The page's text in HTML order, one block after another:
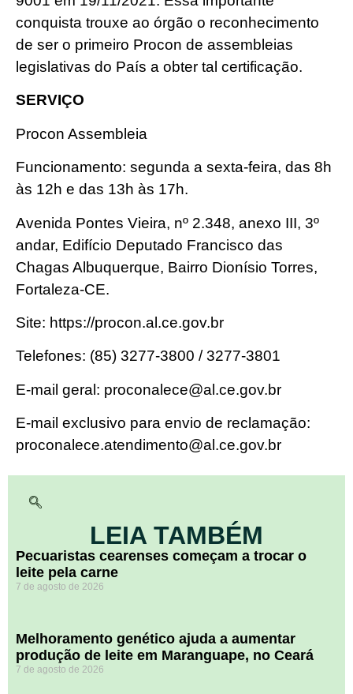
conquista trouxe ao órgão o reconhecimento
de ser o primeiro Procon de assembleias
legislativas do País a obter tal certificação.
SERVIÇO
Procon Assembleia
Funcionamento: segunda a sexta-feira, das 8h
às 12h e das 13h às 17h.
Avenida Pontes Vieira, nº 2.348, anexo III, 3º
andar, Edifício Deputado Francisco das
Chagas Albuquerque, Bairro Dionísio Torres,
Fortaleza-CE.
Site: https://procon.al.ce.gov.br
Telefones: (85) 3277-3800 / 3277-3801
E-mail geral: proconalece@al.ce.gov.br
E-mail exclusivo para envio de reclamação:
proconalece.atendimento@al.ce.gov.br
LEIA TAMBÉM
Pecuaristas cearenses começam a trocar o
leite pela carne
7 de agosto de 2026
Melhoramento genético ajuda a aumentar
produção de leite em Maranguape, no Ceará
7 de agosto de 2026